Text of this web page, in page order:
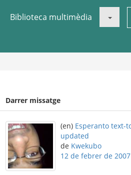
Biblioteca multimèdia
Darrer missatge
(en) Esperanto text-
updated
de Kwekubo
12 de febrer de 2007